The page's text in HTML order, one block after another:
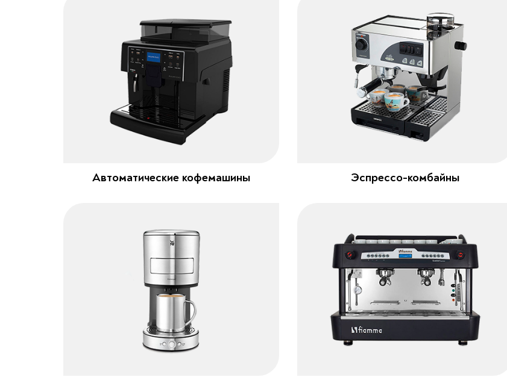
Автоматические кофемашины Эспрессо-комбайны